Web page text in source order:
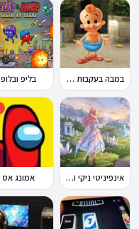
במבה בעקבות החטיף החטוף 2 בליפ ובלופ
אינפיניטי ניקי Infinity Nikki אמונג אס